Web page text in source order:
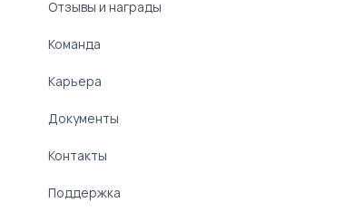
Отзывы и награды
Команда
Карьера
Документы
Контакты
Поддержка